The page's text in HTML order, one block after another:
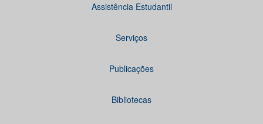
Assistência Estudantil
Serviços
Publicações
Bibliotecas